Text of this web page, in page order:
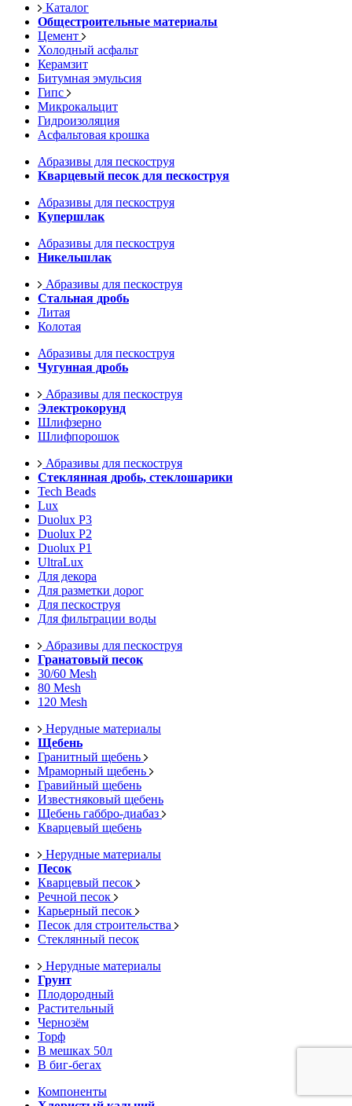
Каталог
Общестроительные материалы
Цемент
Холодный асфальт
Керамзит
Битумная эмульсия
Гипс
Микрокальцит
Гидроизоляция
Асфальтовая крошка
Абразивы для пескоструя
Кварцевый песок для пескоструя
Абразивы для пескоструя
Купершлак
Абразивы для пескоструя
Никельшлак
Абразивы для пескоструя
Стальная дробь
Литая
Колотая
Абразивы для пескоструя
Чугунная дробь
Абразивы для пескоструя
Электрокорунд
Шлифзерно
Шлифпорошок
Абразивы для пескоструя
Стеклянная дробь, стеклошарики
Tech Beads
Lux
Duolux P3
Duolux P2
Duolux P1
UltraLux
Для декора
Для разметки дорог
Для пескоструя
Для фильтрации воды
Абразивы для пескоструя
Гранатовый песок
30/60 Mesh
80 Mesh
120 Mesh
Нерудные материалы
Щебень
Гранитный щебень
Мраморный щебень
Гравийный щебень
Известняковый щебень
Щебень габбро-диабаз
Кварцевый щебень
Нерудные материалы
Песок
Кварцевый песок
Речной песок
Карьерный песок
Песок для строительства
Стеклянный песок
Нерудные материалы
Грунт
Плодородный
Растительный
Чернозём
Торф
В мешках 50л
В биг-бегах
Компоненты